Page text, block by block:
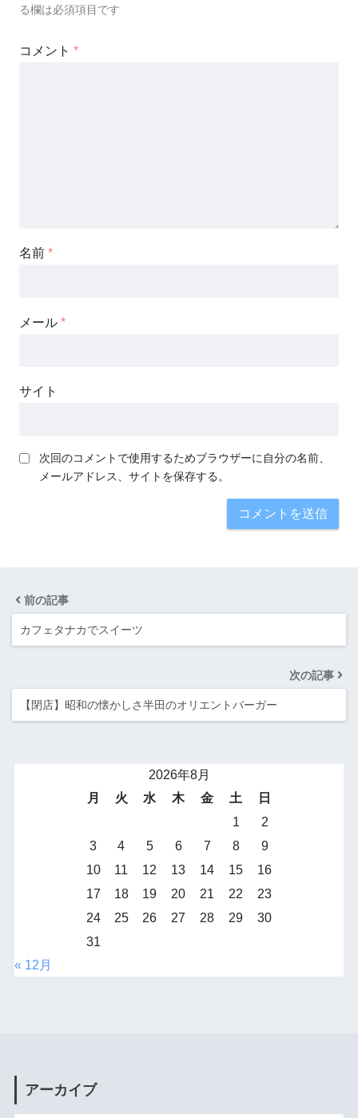
る欄は必須項目です
コメント *
名前 *
メール *
サイト
次回のコメントで使用するためブラウザーに自分の名前、
メールアドレス、サイトを保存する。
前の記事
カフェタナカでスイーツ
次の記事
【閉店】昭和の懐かしさ半田のオリエントバーガー
2026年8月
月
火 水 木 金 土
日
1
2
3
4 5 6 7 8
9
10
11 12 13 14 15
16
17
18 19 20 21 22
23
24
25 26 27 28 29
30
31
« 12月
アーカイブ